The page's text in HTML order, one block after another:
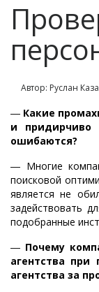
Автор: Руслан
― Какие
и придирчиво
ошибаются?
― Многие
поисковой
является не
задействовать
подобранные
― Почему
агентства при
агентства за